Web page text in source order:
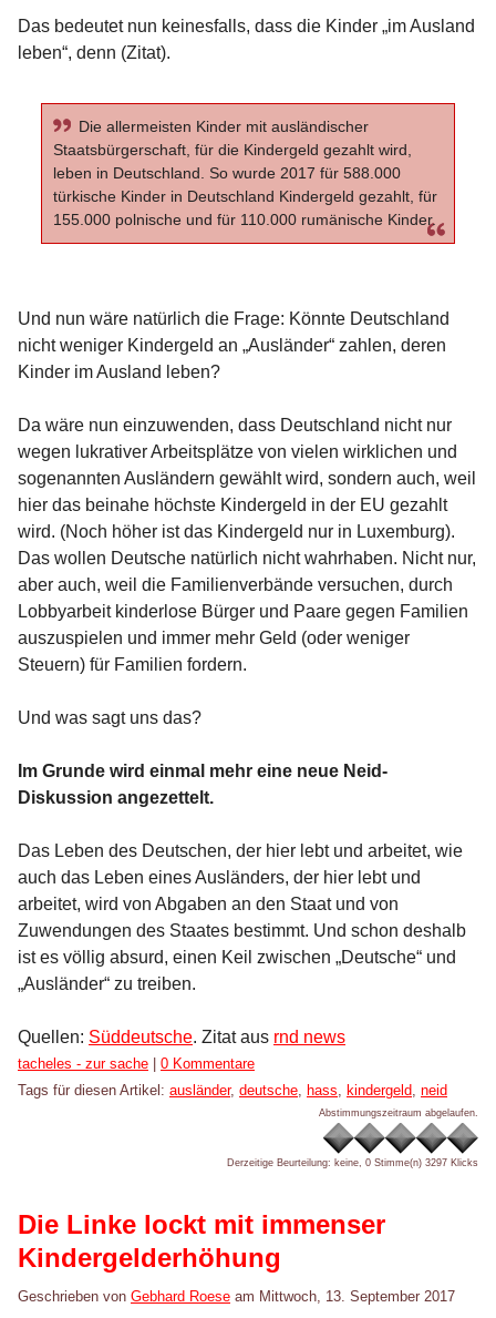
Das bedeutet nun keinesfalls, dass die Kinder „im Ausland
leben“, denn (Zitat).
Die allermeisten Kinder mit ausländischer
Staatsbürgerschaft, für die Kindergeld gezahlt wird,
leben in Deutschland. So wurde 2017 für 588.000
türkische Kinder in Deutschland Kindergeld gezahlt, für
155.000 polnische und für 110.000 rumänische Kinder.
Und nun wäre natürlich die Frage: Könnte Deutschland
nicht weniger Kindergeld an „Ausländer“ zahlen, deren
Kinder im Ausland leben?
Da wäre nun einzuwenden, dass Deutschland nicht nur
wegen lukrativer Arbeitsplätze von vielen wirklichen und
sogenannten Ausländern gewählt wird, sondern auch, weil
hier das beinahe höchste Kindergeld in der EU gezahlt
wird. (Noch höher ist das Kindergeld nur in Luxemburg).
Das wollen Deutsche natürlich nicht wahrhaben. Nicht nur,
aber auch, weil die Familienverbände versuchen, durch
Lobbyarbeit kinderlose Bürger und Paare gegen Familien
auszuspielen und immer mehr Geld (oder weniger
Steuern) für Familien fordern.
Und was sagt uns das?
Im Grunde wird einmal mehr eine neue Neid-
Diskussion angezettelt.
Das Leben des Deutschen, der hier lebt und arbeitet, wie
auch das Leben eines Ausländers, der hier lebt und
arbeitet, wird von Abgaben an den Staat und von
Zuwendungen des Staates bestimmt. Und schon deshalb
ist es völlig absurd, einen Keil zwischen „Deutsche“ und
„Ausländer“ zu treiben.
Quellen: Süddeutsche. Zitat aus rnd news
Kategorien:
tacheles - zur sache
0 Kommentare
Tags für diesen Artikel: ausländer, deutsche hass kindergeld neid
Abstimmungszeitraum abgelaufen.
Derzeitige Beurteilung: keine, 0 Stimme(n) 3297 Klicks
Die Linke lockt mit immenser
Kindergelderhöhung
Geschrieben von Gebhard Roese am Mittwoch, 13. September 2017